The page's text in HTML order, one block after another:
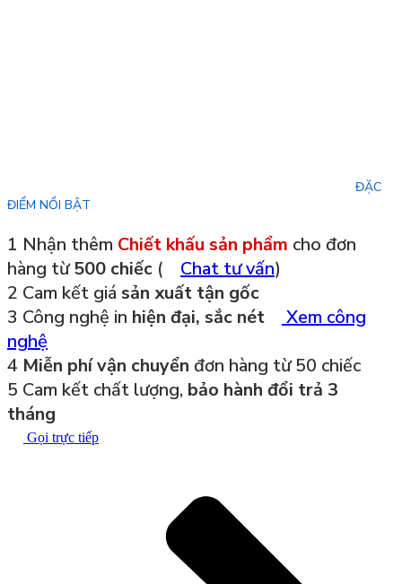
ĐẶC
ĐIỂM NỔI BẬT
1 Nhận thêm Chiết khấu sản phẩm cho đơn
hàng từ500 chiếc ( Chat tư vấn)
2 Cam kết giá sản xuất tận gốc
3 Công nghệ in hiện đại, sắc nét
Xem công
nghệ
4 Miễn phí vận chuyển đơn hàng từ 50 chiếc
5 Cam kết chất lượng, bảo hành đổi trả 3
tháng
Gọi trực tiếp